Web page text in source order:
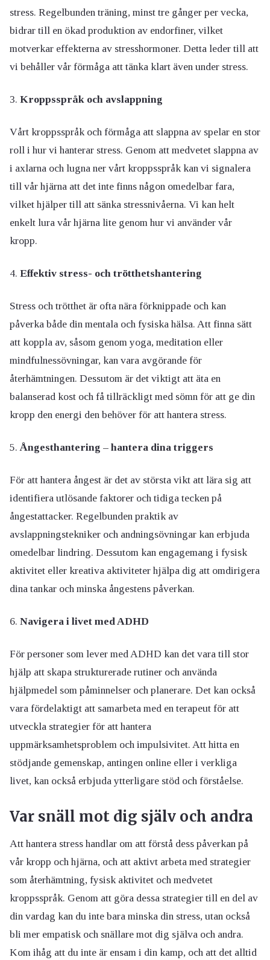
stress. Regelbunden träning, minst tre gånger per vecka,
bidrar till en ökad produktion av endorfiner, vilket
motverkar effekterna av stresshormoner. Detta leder till att
vi behåller vår förmåga att tänka klart även under stress.
Kroppsspråk och avslappning
Vårt kroppsspråk och förmåga att slappna av spelar en stor
roll i hur vi hanterar stress. Genom att medvetet slappna av
i axlarna och lugna ner vårt kroppsspråk kan vi signalera
till vår hjärna att det inte finns någon omedelbar fara,
vilket hjälper till att sänka stressnivåerna. Vi kan helt
enkelt lura vår hjärna lite genom hur vi använder vår
kropp.
Effektiv stress- och trötthetshantering
Stress och trötthet är ofta nära förknippade och kan
påverka både din mentala och fysiska hälsa. Att finna sätt
att koppla av, såsom genom yoga, meditation eller
mindfulnessövningar, kan vara avgörande för
återhämtningen. Dessutom är det viktigt att äta en
balanserad kost och få tillräckligt med sömn för att ge din
kropp den energi den behöver för att hantera stress.
Ångesthantering – hantera dina triggers
För att hantera ångest är det av största vikt att lära sig att
identifiera utlösande faktorer och tidiga tecken på
ångestattacker. Regelbunden praktik av
avslappningstekniker och andningsövningar kan erbjuda
omedelbar lindring. Dessutom kan engagemang i fysisk
aktivitet eller kreativa aktiviteter hjälpa dig att omdirigera
dina tankar och minska ångestens påverkan.
Navigera i livet med ADHD
För personer som lever med ADHD kan det vara till stor
hjälp att skapa strukturerade rutiner och använda
hjälpmedel som påminnelser och planerare. Det kan också
vara fördelaktigt att samarbeta med en terapeut för att
utveckla strategier för att hantera
uppmärksamhetsproblem och impulsivitet. Att hitta en
stödjande gemenskap, antingen online eller i verkliga
livet, kan också erbjuda ytterligare stöd och förståelse.
Var snäll mot dig själv och andra
Att hantera stress handlar om att förstå dess påverkan på
vår kropp och hjärna, och att aktivt arbeta med strategier
som återhämtning, fysisk aktivitet och medvetet
kroppsspråk. Genom att göra dessa strategier till en del av
din vardag kan du inte bara minska din stress, utan också
bli mer empatisk och snällare mot dig själva och andra.
Kom ihåg att du inte är ensam i din kamp, och att det alltid